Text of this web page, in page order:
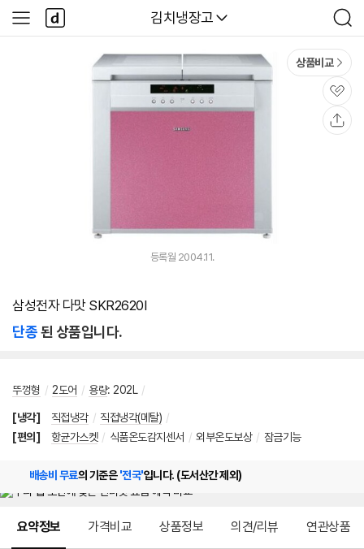
다나와
김치냉장고
검
색
사
이
다
나
와
상품비교
관
심
등록월 2004.11.
삼성전자 다맛 SKR2620I
단종된 상품입니다.
뚜껑형 / 2도어 / 용량: 202L /
[냉각] 직접냉각 / 직접냉각(메탈) /
[편의]
항균가스켓 / 식품온도감지센서 / 외부온도보상 / 잠금기능
배송비 무료의 기준은'전국'입니다. (도서산간 제외)
요약정보 가격비교 상품정보 의견/리뷰 연관상품